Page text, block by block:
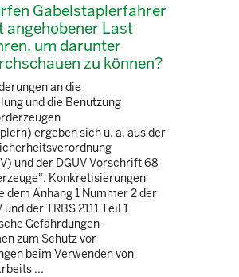
Gabelstaplerfahrer
angehobener Last
um darunter
zu können?
an die
und die Benutzung
ergeben sich u. a. aus der
und der DGUV Vorschrift 68
Konkretisierungen
dem Anhang 1 Nummer 2 der
der TRBS 2111 Teil 1
Gefährdungen -
zum Schutz vor
beim Verwenden von
...